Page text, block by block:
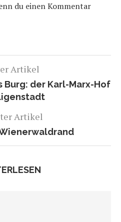
du einen Kommentar
Artikel
Burg: der Karl-Marx-Hof
Artikel
Wienerwaldrand